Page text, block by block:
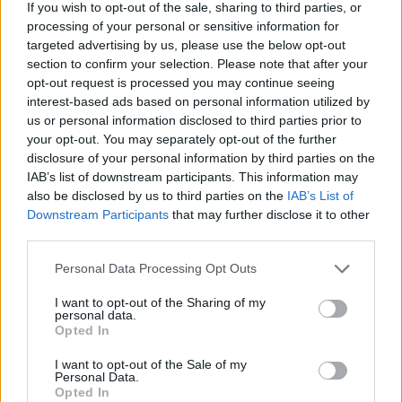
If you wish to opt-out of the sale, sharing to third parties, or
processing of your personal or sensitive information for
targeted advertising by us, please use the below opt-out
section to confirm your selection. Please note that after your
opt-out request is processed you may continue seeing
interest-based ads based on personal information utilized by
us or personal information disclosed to third parties prior to
your opt-out. You may separately opt-out of the further
disclosure of your personal information by third parties on the
IAB’s list of downstream participants. This information may
also be disclosed by us to third parties on the IAB’s List of
Downstream Participants that may further disclose it to other
Please note that this website/app uses one or more Google
not limited to your visit or usage behaviour. You may click to
grant or deny consent to Google and its third-party tags to
use your data for below specified purposes in below Google
consent section.
Personal Data Processing Opt Outs
I want to opt-out of the Sharing of my
personal data.
Opted In
I want to opt-out of the Sale of my
Personal Data.
Opted In
nagyobb erőt képviseltek, mint a
városállamban szolgálatot teljesítő, szinte
csak jelképes amerikai, brit és francia
egységek. Utóbbiak természetesen készek
lettek volna megvédelmezni Nyugat-Berlint a
túlerővel szemben, ám a küzdelem nyilván
nem tartott volna hosszú ideig. A
dokumentumfilmben megszólaló Egon Bahr -
aki később Willy Brandt kancellár tanácsadója
lett - úgy vélekedett, hogy a fegyveres
ellenállás legföljebb 6-7 órán át tarthatott
volna. Sokkal tovább a néhány tucat amerikai,
brit és francia páncélos sem tudta volna
Mint Winfried Heinemann hadtörténész az
berlini sejtette, hogy az NDK-ban készülnek
az országba beékelődött "imperialista tüske"